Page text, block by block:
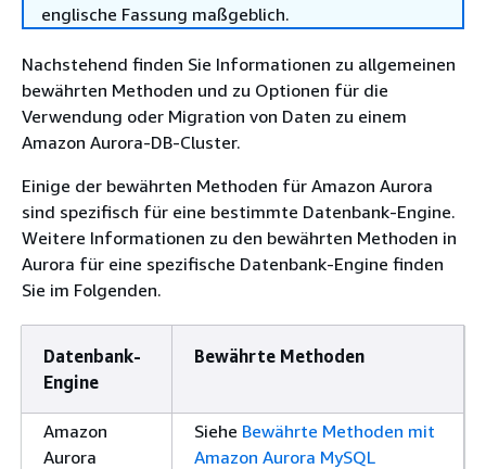
englische Fassung maßgeblich.
Nachstehend finden Sie Informationen zu allgemeinen
bewährten Methoden und zu Optionen für die
Verwendung oder Migration von Daten zu einem
Amazon Aurora-DB-Cluster.
Einige der bewährten Methoden für Amazon Aurora
sind spezifisch für eine bestimmte Datenbank-Engine.
Weitere Informationen zu den bewährten Methoden in
Aurora für eine spezifische Datenbank-Engine finden
Sie im Folgenden.
Datenbank-
Engine
Bewährte Methoden
Amazon
Aurora
Siehe Bewährte Methoden mit
Amazon Aurora MySQL